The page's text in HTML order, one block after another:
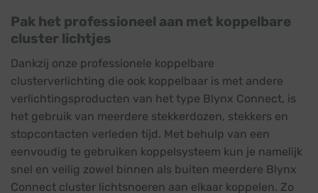
Pak het professioneel aan met koppelbare
cluster lichtjes
Dankzij onze professionele koppelbare
clusterverlichting die ook koppelbaar is met andere
verlichtingsproducten van het type Blynx Connect, is
het gebruik van meerdere stekkerdozen, stekkers en
stopcontacten verleden tijd. Met behulp van een
eenvoudig te gebruiken koppelsysteem kun je namelijk
snel en veilig zowel binnen als buiten meerdere Blynx
Connect cluster lichtsnoeren aan elkaar koppelen. Zo